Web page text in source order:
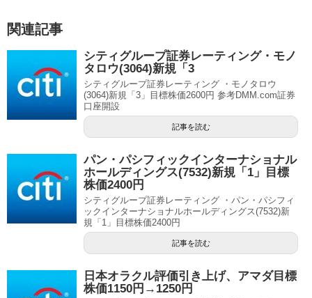
関連記事
シティグループ証券レーティング・モノ
タロウ(3064)新規「3
シティグループ証券レーティング ・モノタロウ
(3064)新規「3」目標株価2600円 参考DMM.com証券
口座開設
記事を読む
パン・パシフィックインターナショナル
ホールディングス(7532)新規「1」目標
株価2400円
シティグループ証券レーティング ・パン・パシフィ
ックインターナショナルホールディングス(7532)新
規「1」目標株価2400円
記事を読む
日本オラクル評価引き上げ、アマダ目標
株価1150円→1250円